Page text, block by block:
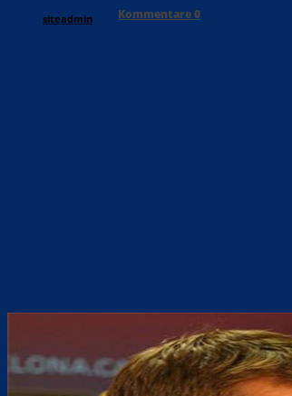
siteadmin Kommentare0